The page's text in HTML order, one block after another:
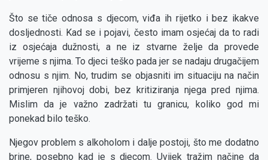
Što se tiče odnosa s djecom, viđa ih rijetko i bez ikakve
dosljednosti. Kad se i pojavi, često imam osjećaj da to radi
iz osjećaja dužnosti, a ne iz stvarne želje da provede
vrijeme s njima. To djeci teško pada jer se nadaju drugačijem
odnosu s njim. No, trudim se objasniti im situaciju na način
primjeren njihovoj dobi, bez kritiziranja njega pred njima.
Mislim da je važno zadržati tu granicu, koliko god mi
ponekad bilo teško.
Njegov problem s alkoholom i dalje postoji, što me dodatno
brine, posebno kad je s djecom. Uvijek tražim načine da